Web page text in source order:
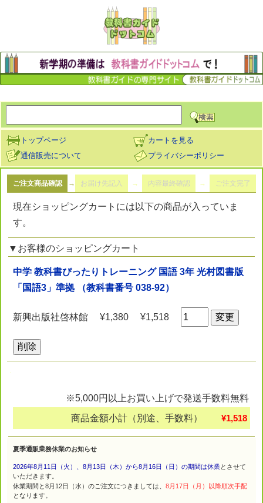
トップページ
カートを見る
通信販売について
プライバシーポリシー
ご注文商品確認 → お届け先記入 → 内容最終確認 → ご注文完了
現在ショッピングカートには以下の商品が入っていま
す。
▼お客様のショッピングカート
中学 教科書ぴったりトレーニング 国語 3年 光村図書版
「国語3」準拠 （教科書番号 038-92）
新興出版社啓林館 ¥1,380 ¥1,518
※5,000円以上お買い上げで発送手数料無料
商品金額小計（別途、手数料）
¥1,518
夏季通販業務休業のお知らせ
2026年8月11日（火）、8月13日（木）から8月16日（日）の期間は休業とさせて
いただきます。
休業期間と8月12日（水）のご注文につきましては、 8月17日（月）以降順次手配
となります。